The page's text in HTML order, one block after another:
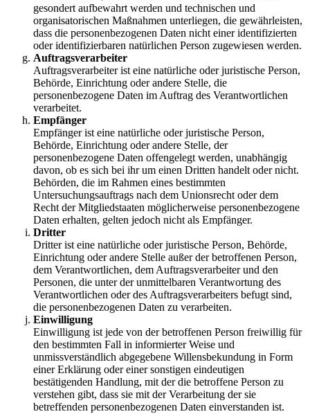
gesondert aufbewahrt werden und technischen und
organisatorischen Maßnahmen unterliegen, die gewährleisten,
dass die personenbezogenen Daten nicht einer identifizierten
oder identifizierbaren natürlichen Person zugewiesen werden.
Auftragsverarbeiter
Auftragsverarbeiter ist eine natürliche oder juristische Person,
Behörde, Einrichtung oder andere Stelle, die
personenbezogene Daten im Auftrag des Verantwortlichen
verarbeitet.
Empfänger
Empfänger ist eine natürliche oder juristische Person,
Behörde, Einrichtung oder andere Stelle, der
personenbezogene Daten offengelegt werden, unabhängig
davon, ob es sich bei ihr um einen Dritten handelt oder nicht.
Behörden, die im Rahmen eines bestimmten
Untersuchungsauftrags nach dem Unionsrecht oder dem
Recht der Mitgliedstaaten möglicherweise personenbezogene
Daten erhalten, gelten jedoch nicht als Empfänger.
Dritter
Dritter ist eine natürliche oder juristische Person, Behörde,
Einrichtung oder andere Stelle außer der betroffenen Person,
dem Verantwortlichen, dem Auftragsverarbeiter und den
Personen, die unter der unmittelbaren Verantwortung des
Verantwortlichen oder des Auftragsverarbeiters befugt sind,
die personenbezogenen Daten zu verarbeiten.
Einwilligung
Einwilligung ist jede von der betroffenen Person freiwillig für
den bestimmten Fall in informierter Weise und
unmissverständlich abgegebene Willensbekundung in Form
einer Erklärung oder einer sonstigen eindeutigen
bestätigenden Handlung, mit der die betroffene Person zu
verstehen gibt, dass sie mit der Verarbeitung der sie
betreffenden personenbezogenen Daten einverstanden ist.